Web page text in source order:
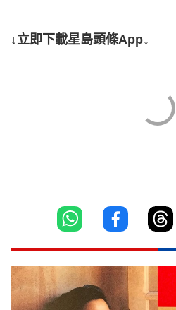
↓立即下載星島頭條App↓